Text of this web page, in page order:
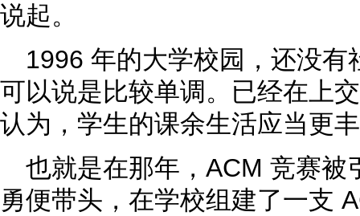
说起。
1996 年的大学校园，还没有
可以说是比较单调。已经在上
认为，学生的课余生活应当更
也就是在那年，ACM 竞赛被
勇便带头，在学校组建了一支